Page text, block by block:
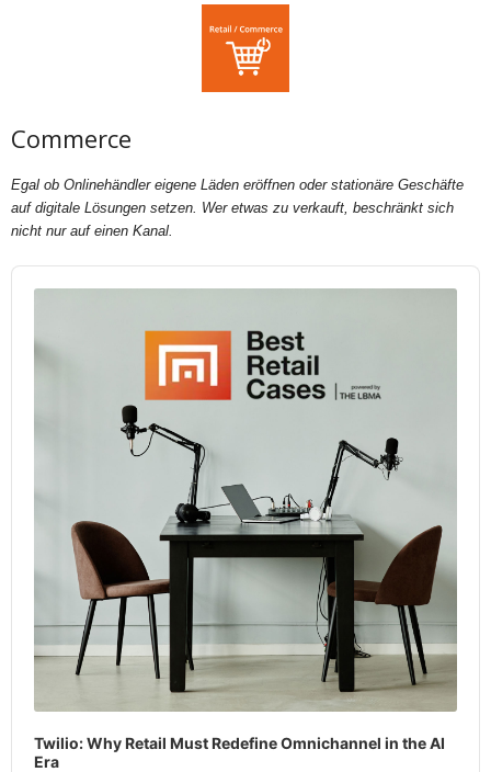
Commerce
Egal ob Onlinehändler eigene Läden eröffnen oder stationäre Geschäfte
auf digitale Lösungen setzen. Wer etwas zu verkauft, beschränkt sich
nicht nur auf einen Kanal.
Audio
Twilio: Why Retail Must Redefine Omnichannel in the AI
Era